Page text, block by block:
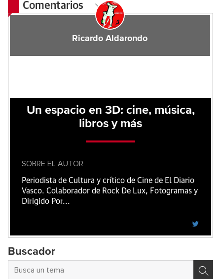
Comentarios
Ricardo Aldarondo
Un espacio en 3D: cine, música,
libros y más
SOBRE EL AUTOR
Periodista de Cultura y crítico de Cine de El Diario
Vasco. Colaborador de Rock De Lux, Fotogramas y
Dirigido Por...
Buscador